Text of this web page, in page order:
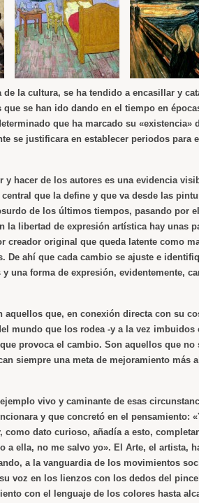
la cultura, se ha tendido a encasillar y
se han ido dando en el tiempo en
que ha marcado su «existencia»
se justificara en establecer periodos para
y hacer de los autores es una evidencia
que la define y que va desde las
de los últimos tiempos, pasando por
la libertad de expresión artística hay unas
creador original que queda latente como
De ahí que cada cambio se ajuste e
una forma de expresión, evidentemente,
aquellos que, en conexión directa con su
mundo que los rodea -y a la vez imbuidos
provoca el cambio. Son aquellos que no
siempre una meta de mejoramiento más
vivo y caminante de esas
y que concretó en el pensamiento:
dato curioso, añadía a esto,
a ella, no me salvo yo». El Arte, el artista,
a la vanguardia de los movimientos
voz en los lienzos con los dedos del
con el lenguaje de los colores hasta